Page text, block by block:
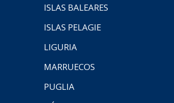
ISLAS BALEARES
ISLAS PELAGIE
LIGURIA
MARRUECOS
PUGLIA